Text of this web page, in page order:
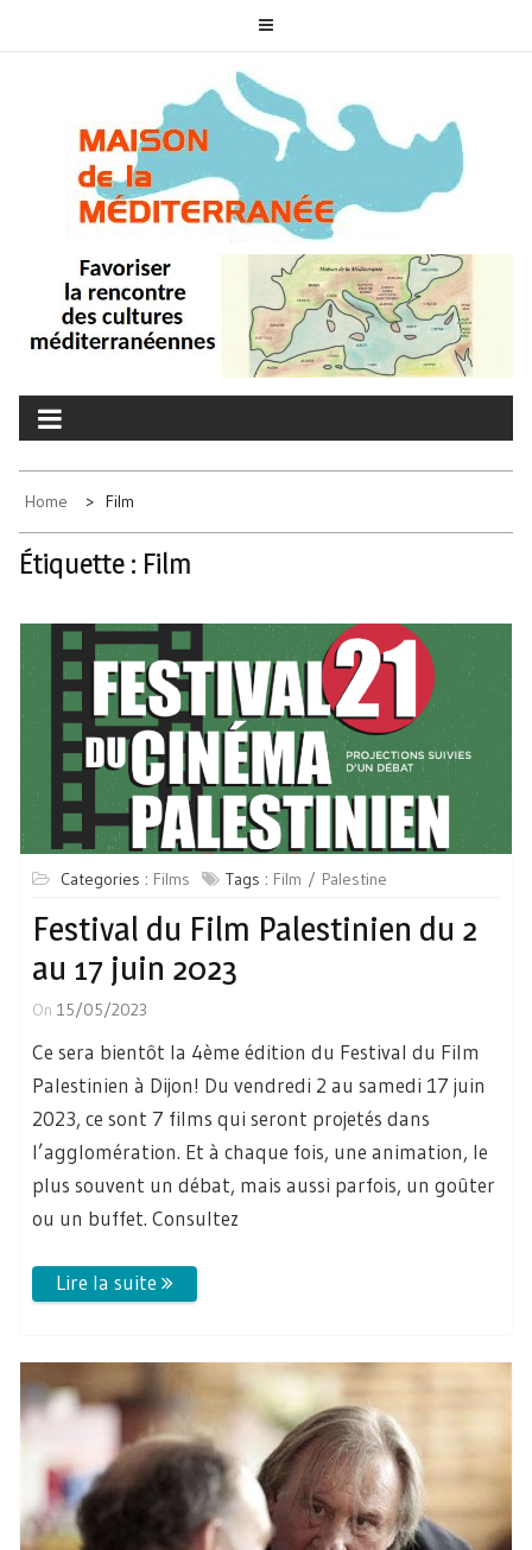
MAISON DE LA
MÉDITERRANÉE
Home Film
Étiquette : Film
Categories : Films Tags : Film Palestine
Festival du Film Palestinien du 2
au 17 juin 2023
On 15/05/2023
Ce sera bientôt la 4ème édition du Festival du Film
Palestinien à Dijon! Du vendredi 2 au samedi 17 juin
2023, ce sont 7 films qui seront projetés dans
l’agglomération. Et à chaque fois, une animation, le
plus souvent un débat, mais aussi parfois, un goûter
ou un buffet. Consultez